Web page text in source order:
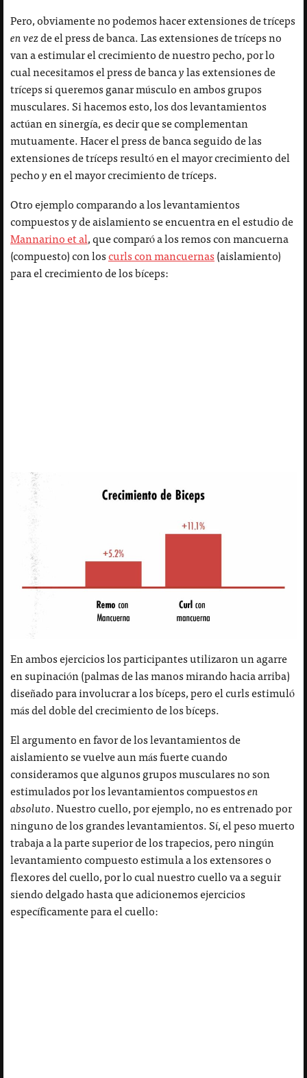
Pero, obviamente no podemos hacer extensiones de tríceps
en vezde el press de banca. Las extensiones de tríceps no
van a estimular el crecimiento de nuestro pecho, por lo
cual necesitamos el press de bancaylas extensiones de
tríceps si queremos ganar músculo en ambos grupos
musculares. Si hacemos esto, los dos levantamientos
actúan en sinergía, es decir que se complementan
mutuamente. Hacer el press de banca seguido de las
extensiones de tríceps resultó en el mayor crecimiento del
pechoyen el mayor crecimiento de tríceps.
Otro ejemplo comparando a los levantamientos
compuestos y de aislamiento se encuentra en el estudio de
Mannarino et al, que comparó a los remos con mancuerna
(compuesto) con loscurls con mancuernas(aislamiento)
para el crecimiento de los bíceps:
En ambos ejercicios los participantes utilizaron un agarre
en supinación (palmas de las manos mirando hacia arriba)
diseñado para involucrar a los bíceps, pero el curls estimuló
más del doble del crecimiento de los bíceps.
El argumento en favor de los levantamientos de
aislamiento se vuelve aun más fuerte cuando
consideramos que algunos grupos musculares no son
estimulados por los levantamientos compuestosen
absoluto. Nuestro cuello, por ejemplo, no es entrenado por
ninguno de los grandes levantamientos. Sí, el peso muerto
trabaja a la parte superior de los trapecios, pero ningún
levantamiento compuesto estimula a los extensores o
flexores del cuello, por lo cual nuestro cuello va a seguir
siendo delgado hasta que adicionemos ejercicios
específicamente para el cuello: